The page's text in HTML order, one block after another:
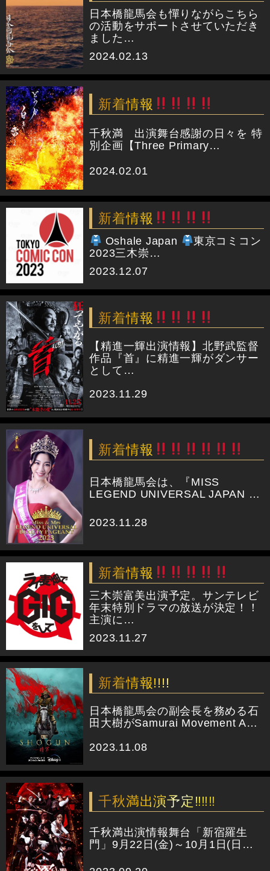
日本橋龍馬会も憚りながらこちら
の活動をサポートさせていただき
ました…
2024.02.13
新着情報
千秋満 出演舞台感謝の日々を 特
別企画【Three Primary…
2024.02.01
新着情報
Oshale Japan
東京コミコン
2023三木崇…
2023.12.07
新着情報
【精進一輝出演情報】北野武監督
作品『首』に精進一輝がダンサー
として…
2023.11.29
新着情報
日本橋龍馬会は、『MISS
LEGEND UNIVERSAL JAPAN …
2023.11.28
新着情報
三木崇富美出演予定。サンテレビ
年末特別ドラマの放送が決定！！
主演に…
2023.11.27
新着情報!!!!
日本橋龍馬会の副会長を務める石
田大樹がSamurai Movement A…
2023.11.08
千秋満出演予定‼‼‼
千秋満出演情報舞台「新宿羅生
門」9月22日(金)～10月1日(日…